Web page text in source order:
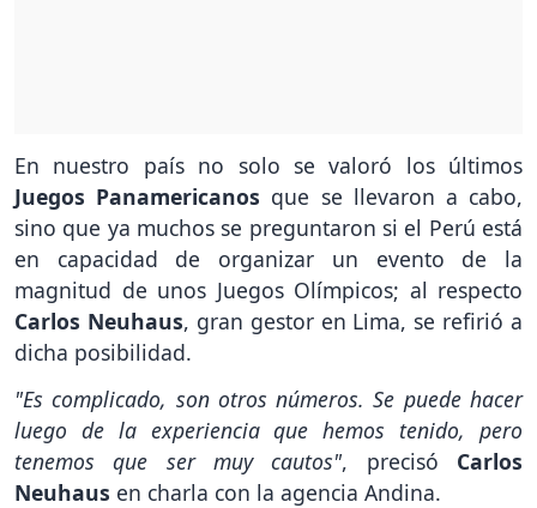
En nuestro país no solo se valoró los últimos
Juegos Panamericanos que se llevaron a cabo,
sino que ya muchos se preguntaron si el Perú está
en capacidad de organizar un evento de la
magnitud de unos Juegos Olímpicos; al respecto
Carlos Neuhaus, gran gestor en Lima, se refirió a
dicha posibilidad.
"Es complicado, son otros números. Se puede hacer
luego de la experiencia que hemos tenido, pero
tenemos que ser muy cautos", precisó Carlos
Neuhaus en charla con la agencia Andina.